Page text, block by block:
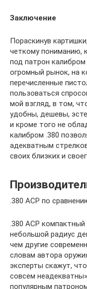
Заключение
Пораскинув
четкому пониманию,
под патрон
огромный рынок, на
перечисленные
пользоваться
мой взгляд, в том,
удобны, дешевы,
и кроме того не
калибром .380
адекватным
своих близких и
.380 ACP по
.380 ACP
небольшой радиус
чем другие
словам автора
эксперты скажут,
совсем
популярным